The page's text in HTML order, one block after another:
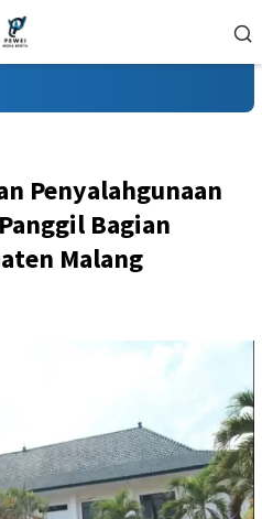
Penyalahgunaan
Bagian
Malang